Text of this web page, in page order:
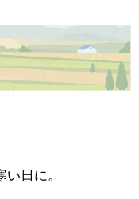
日に。